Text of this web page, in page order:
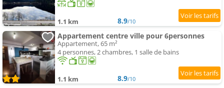
1.1 km 8.9/10
Appartement centre ville pour 6personnes
Appartement, 65 m²
4 personnes, 2 chambres, 1 salle de bains
1.1 km 8.9/10